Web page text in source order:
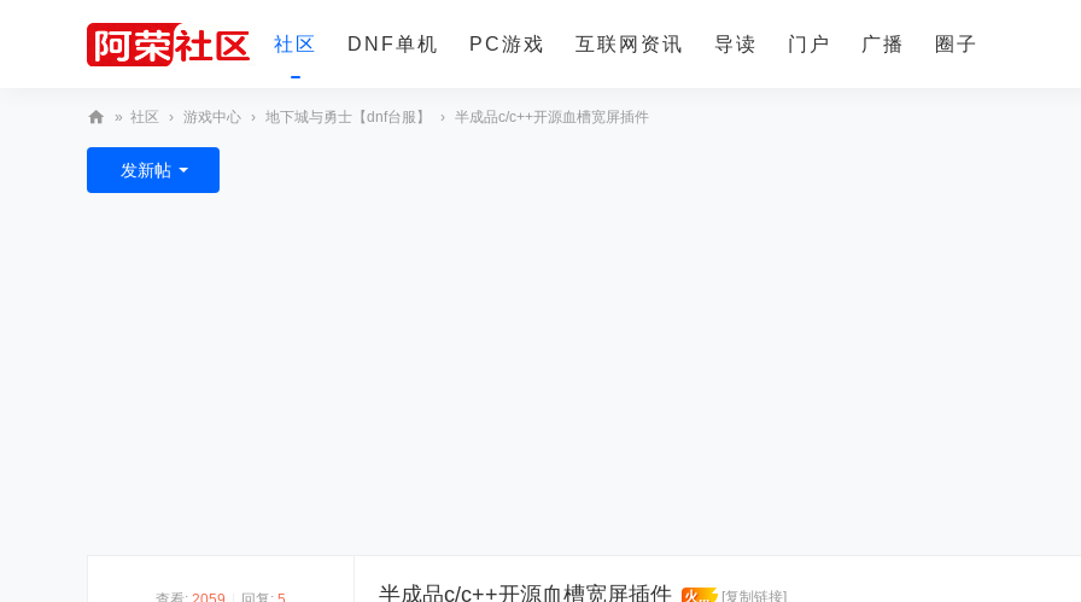
社区 DNF单机 PC游戏 互联网资讯 导读 门户 广播 圈子
阿
荣
» 社区 › 游戏中心 › 地下城与勇士【dnf台服】 › 半成品c/c++开源血槽宽屏插件
发新帖
半成品c/c++开源血槽宽屏插件 火... [复制链接]